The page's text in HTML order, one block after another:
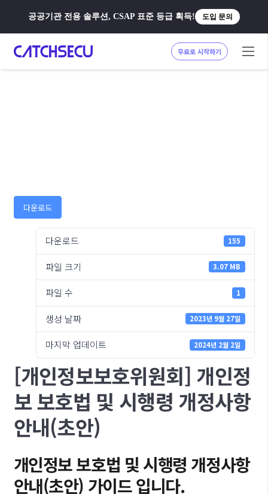
공공기관 전용 솔루션, CSAP 표준 등급 획득! 도입 문의
무료로 시작하기
다운로드
다운로드 155
파일 크기 3.07 MB
파일 수 1
생성 날짜 2023년 9월 27일
마지막 업데이트 2024년 2월 2일
[개인정보보호위원회] 개인정
보 보호법 및 시행령 개정사항
안내(초안)
개인정보 보호법 및 시행령 개정사항
안내(초안) 가이드 입니다.